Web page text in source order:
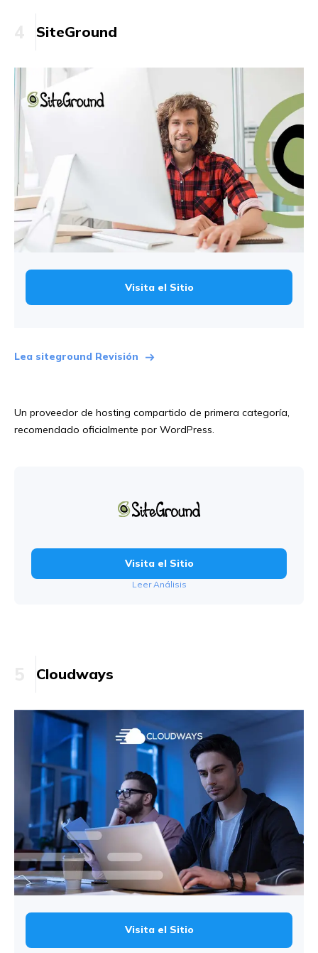
SiteGround
Visita el Sitio
Lea siteground Revisión
Un proveedor de hosting compartido de primera categoría,
recomendado oficialmente por WordPress.
Visita el Sitio
Leer Análisis
Cloudways
Visita el Sitio